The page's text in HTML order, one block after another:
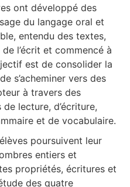
ont développé des
du langage oral et
entendu des textes,
l’écrit et commencé à
est de consolider la
s’acheminer vers des
à travers des
lecture, d’écriture,
et de vocabulaire.
poursuivent leur
entiers et
propriétés, écritures et
des quatre